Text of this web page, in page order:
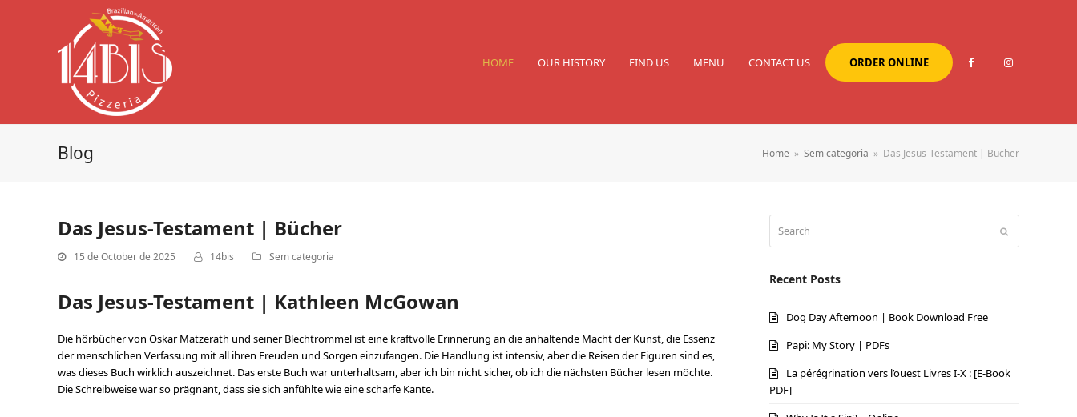
HOME OUR HISTORY FIND US MENU CONTACT US ORDER ONLINE
Blog Home » Sem categoria » Das Jesus-Testament | Bücher
Das Jesus-Testament | Bücher
15 de October de 2025 14bis Sem categoria
Das Jesus-Testament | Kathleen McGowan
Die hörbücher von Oskar Matzerath und seiner Blechtrommel ist eine kraftvolle Erinnerung an die anhaltende Macht der Kunst, die Essenz
der menschlichen Verfassung mit all ihren Freuden und Sorgen einzufangen. Die Handlung ist intensiv, aber die Reisen der Figuren sind es,
was dieses Buch wirklich auszeichnet. Das erste Buch war unterhaltsam, aber ich bin nicht sicher, ob ich die nächsten Bücher lesen möchte.
Die Schreibweise war so prägnant, dass sie sich anfühlte wie eine scharfe Kante.
Recent Posts
Dog Day Afternoon | Book Download Free
Papi: My Story | PDFs
La pérégrination vers l’ouest Livres I-X : [E-Book
PDF]